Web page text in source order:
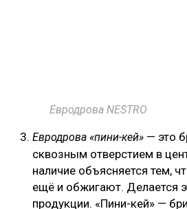
Евродрова NESTRO
Евродрова «пини-кей» — это
сквозным отверстием в
наличие объясняется тем,
ещё и обжигают. Делается
продукции. «Пини-кей» —